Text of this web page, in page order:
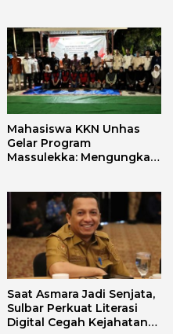
Mahasiswa KKN Unhas
Gelar Program
Massulekka: Mengungkap
Saat Asmara Jadi Senjata,
Sulbar Perkuat Literasi
Digital Cegah Kejahatan